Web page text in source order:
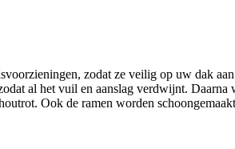
zodat ze veilig op uw dak
al het vuil en aanslag verdwijnt. Daarna
Ook de ramen worden